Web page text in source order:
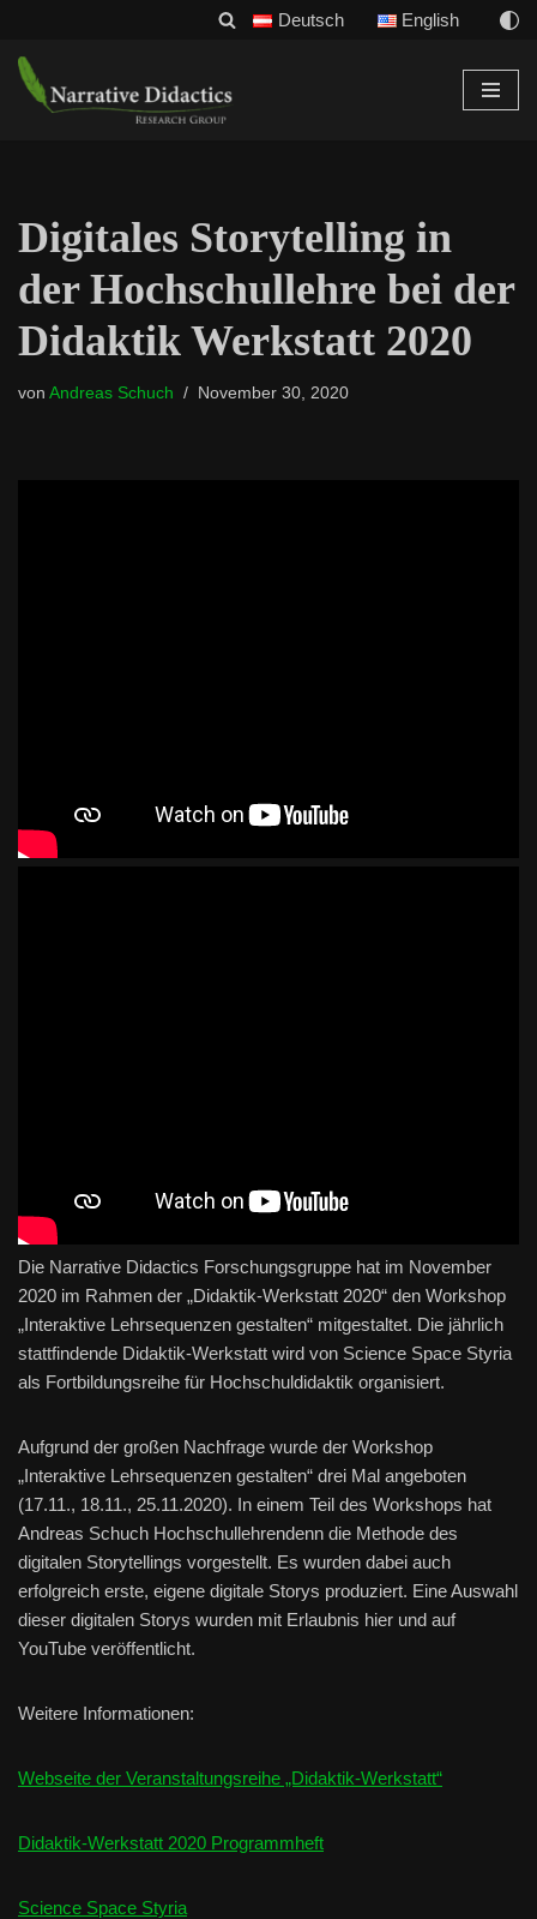
Zum
Inhalt
Deutsch English
Digitales Storytelling in
der Hochschullehre bei der
Didaktik Werkstatt 2020
von Andreas Schuch November 30, 2020
Die Narrative Didactics Forschungsgruppe hat im November
2020 im Rahmen der „Didaktik-Werkstatt 2020“ den Workshop
„Interaktive Lehrsequenzen gestalten“ mitgestaltet. Die jährlich
stattfindende Didaktik-Werkstatt wird von Science Space Styria
als Fortbildungsreihe für Hochschuldidaktik organisiert.
Aufgrund der großen Nachfrage wurde der Workshop
„Interaktive Lehrsequenzen gestalten“ drei Mal angeboten
(17.11., 18.11., 25.11.2020). In einem Teil des Workshops hat
Andreas Schuch Hochschullehrendenn die Methode des
digitalen Storytellings vorgestellt. Es wurden dabei auch
erfolgreich erste, eigene digitale Storys produziert. Eine Auswahl
dieser digitalen Storys wurden mit Erlaubnis hier und auf
YouTube veröffentlicht.
Weitere Informationen:
Webseite der Veranstaltungsreihe „Didaktik-Werkstatt“
Didaktik-Werkstatt 2020 Programmheft
Science Space Styria